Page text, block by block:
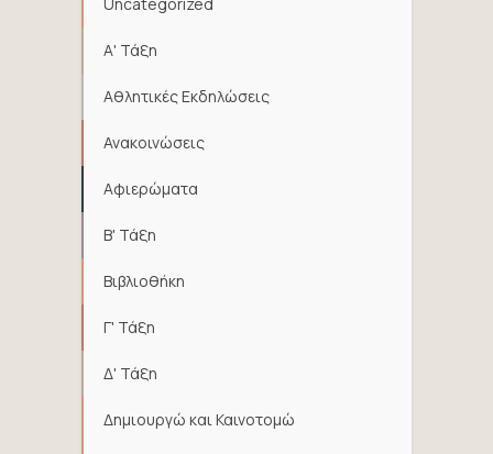
Α' Τάξη
Αθλητικές Εκδηλώσεις
Ανακοινώσεις
Αφιερώματα
Β' Τάξη
Βιβλιοθήκη
Γ' Τάξη
Δ' Τάξη
Δημιουργώ και Καινοτομώ